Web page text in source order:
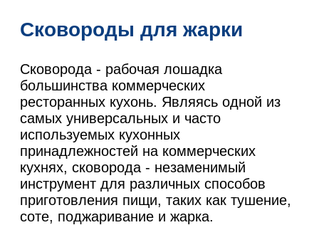
Сковороды для жарки
Сковорода - рабочая лошадка
большинства коммерческих
ресторанных кухонь. Являясь одной из
самых универсальных и часто
используемых кухонных
принадлежностей на коммерческих
кухнях, сковорода - незаменимый
инструмент для различных способов
приготовления пищи, таких как тушение,
соте, поджаривание и жарка.